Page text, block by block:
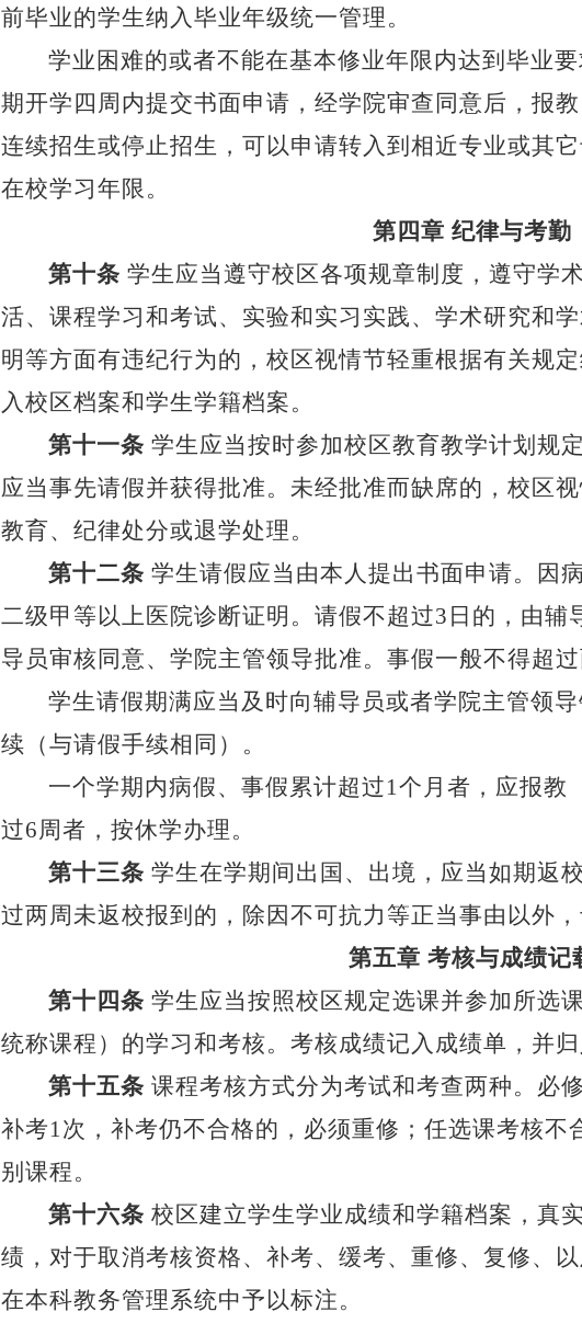
前毕业的学生纳入毕业年级统一管理。
学业困难的或者不能在基本修业年限内达到毕业
期开学四周内提交书面申请，经学院审查同意后，报
连续招生或停止招生，可以申请转入到相近专业或其
在校学习年限。
第四章 纪律与考勤
第十条 学生应当遵守校区各项规章制度，遵守学
活、课程学习和考试、实验和实习实践、学术研究和
明等方面有违纪行为的，校区视情节轻重根据有关规
入校区档案和学生学籍档案。
第十一条 学生应当按时参加校区教育教学计划规
应当事先请假并获得批准。未经批准而缺席的，校区
教育、纪律处分或退学处理。
第十二条 学生请假应当由本人提出书面申请。因
二级甲等以上医院诊断证明。请假不超过3日的，由辅
导员审核同意、学院主管领导批准。事假一般不得超过
学生请假期满应当及时向辅导员或者学院主管领
续（与请假手续相同）。
一个学期内病假、事假累计超过1个月者，应报教
过6周者，按休学办理。
第十三条 学生在学期间出国、出境，应当如期返
过两周未返校报到的，除因不可抗力等正当事由以外，
第五章 考核与成绩记
第十四条 学生应当按照校区规定选课并参加所选
统称课程）的学习和考核。考核成绩记入成绩单，并归
第十五条 课程考核方式分为考试和考查两种。必
补考1次，补考仍不合格的，必须重修；任选课考核
别课程。
第十六条 校区建立学生学业成绩和学籍档案，真
绩，对于取消考核资格、补考、缓考、重修、复修、
在本科教务管理系统中予以标注。